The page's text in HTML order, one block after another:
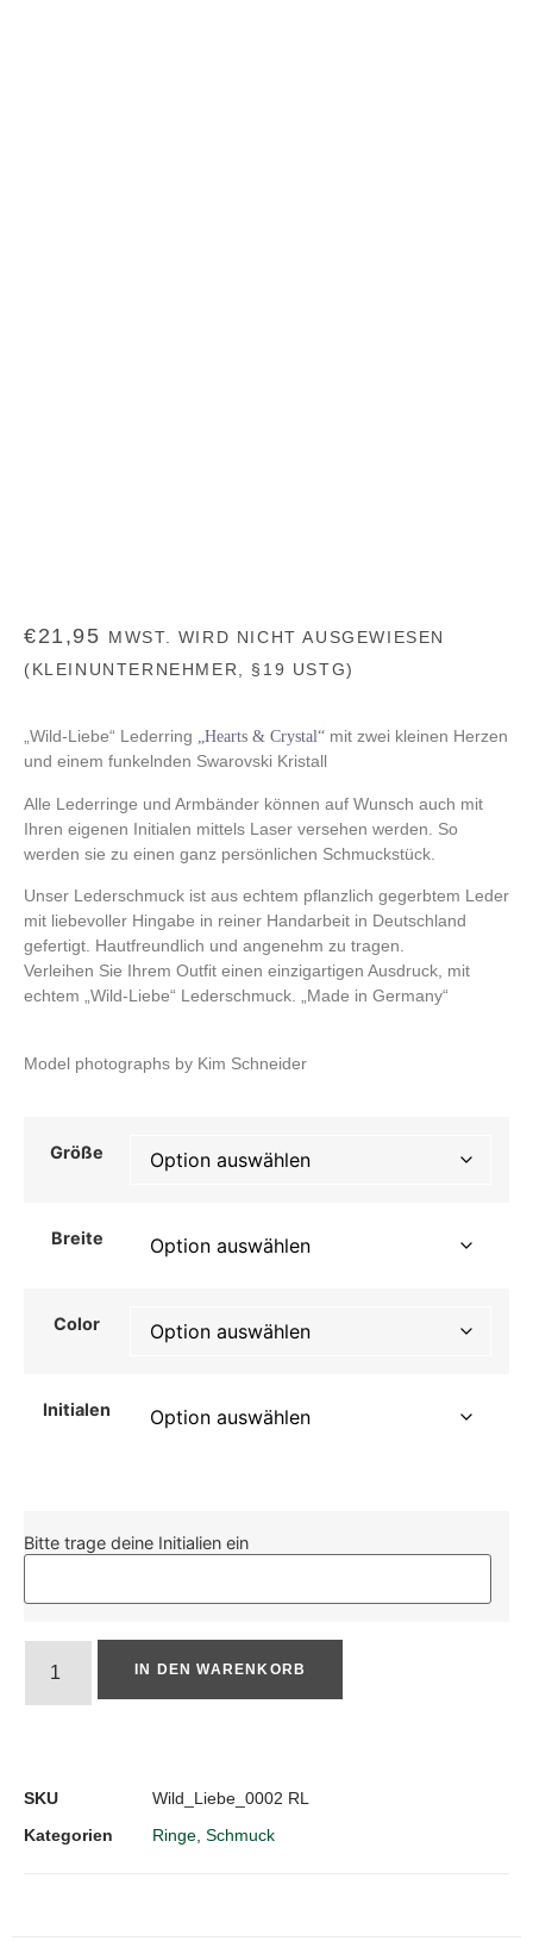
€21,95 MWST. WIRD NICHT AUSGEWIESEN
(KLEINUNTERNEHMER, §19 USTG)
„Wild-Liebe“ Lederring „Hearts & Crystal“ mit zwei kleinen Herzen
und einem funkelnden Swarovski Kristall
Alle Lederringe und Armbänder können auf Wunsch auch mit
Ihren eigenen Initialen mittels Laser versehen werden. So
werden sie zu einen ganz persönlichen Schmuckstück.
Unser Lederschmuck ist aus echtem pflanzlich gegerbtem Leder
mit liebevoller Hingabe in reiner Handarbeit in Deutschland
gefertigt. Hautfreundlich und angenehm zu tragen.
Verleihen Sie Ihrem Outfit einen einzigartigen Ausdruck, mit
echtem „Wild-Liebe“ Lederschmuck. „Made in Germany“
Model photographs by Kim Schneider
Größe
Breite
Color
Initialen
Bitte trage deine Initialien ein
IN DEN WARENKORB
SKU
Wild_Liebe_0002 RL
Kategorien
Ringe Schmuck